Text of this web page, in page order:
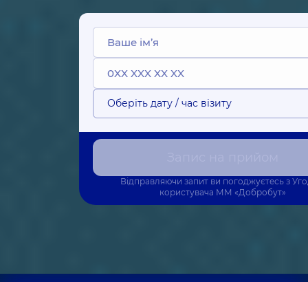
Оберіть дату / час візиту
Відправляючи запит ви погоджуєтесь з
користувача ММ «Добробут»